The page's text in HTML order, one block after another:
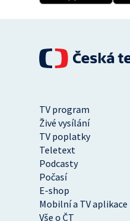
TV program
Živé vysílání
TV poplatky
Teletext
Podcasty
Počasí
E-shop
Mobilní a TV aplikace
Vše o ČT